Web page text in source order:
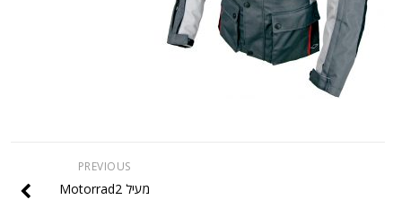
PREVIOUS
מעיל Motorrad2